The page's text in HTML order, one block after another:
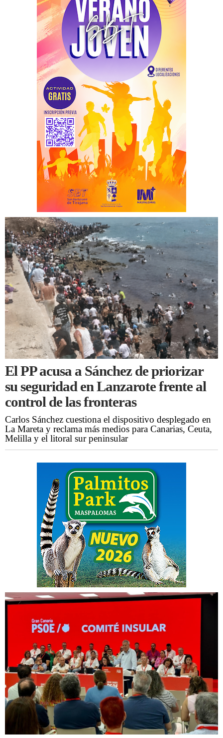
El PP acusa a Sánchez de priorizar
su seguridad en Lanzarote frente al
control de las fronteras
Carlos Sánchez cuestiona el dispositivo desplegado en
La Mareta y reclama más medios para Canarias, Ceuta,
Melilla y el litoral sur peninsular